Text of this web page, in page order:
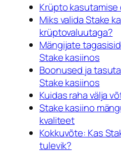
Krüpto
Miks valida Stake
krüptovaluutaga?
Mängijate
Stake kasiinos
Boonused ja
Stake kasiinos
Kuidas raha välja
Stake kasiino
kvaliteet
Kokkuvõte: Kas
tulevik?